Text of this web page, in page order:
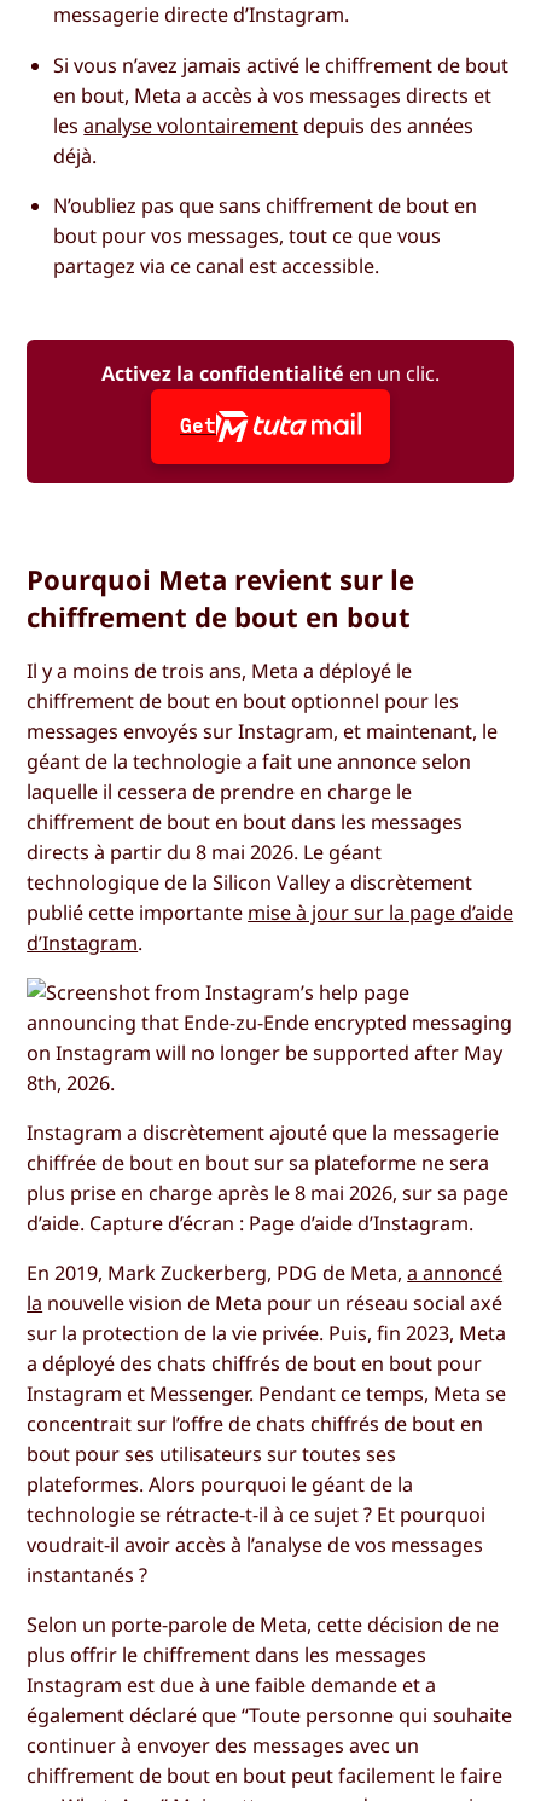
messagerie directe d’Instagram.
Si vous n’avez jamais activé le chiffrement de bout
en bout, Meta a accès à vos messages directs et
lesanalyse volontairementdepuis des années
déjà.
N’oubliez pas que sans chiffrement de bout en
bout pour vos messages, tout ce que vous
partagez via ce canal est accessible.
Activez la confidentialité en un clic.
Get
Pourquoi Meta revient sur le
chiffrement de bout en bout
Il y a moins de trois ans, Meta a déployé le
chiffrement de bout en bout optionnel pour les
messages envoyés sur Instagram, et maintenant, le
géant de la technologie a fait une annonce selon
laquelle il cessera de prendre en charge le
chiffrement de bout en bout dans les messages
directs à partir du 8 mai 2026. Le géant
technologique de la Silicon Valley a discrètement
publié cette importante mise à jour sur la page d’aide
d’Instagram.
Instagram a discrètement ajouté que la messagerie
chiffrée de bout en bout sur sa plateforme ne sera
plus prise en charge après le 8 mai 2026, sur sa page
d’aide. Capture d’écran : Page d’aide d’Instagram.
En 2019, Mark Zuckerberg, PDG de Meta,a annoncé
la nouvelle vision de Meta pour un réseau social axé
sur la protection de la vie privée. Puis, fin 2023, Meta
a déployé des chats chiffrés de bout en bout pour
Instagram et Messenger. Pendant ce temps, Meta se
concentrait sur l’offre de chats chiffrés de bout en
bout pour ses utilisateurs sur toutes ses
plateformes. Alors pourquoi le géant de la
technologie se rétracte-t-il à ce sujet ? Et pourquoi
voudrait-il avoir accès à l’analyse de vos messages
instantanés ?
Selon un porte-parole de Meta, cette décision de ne
plus offrir le chiffrement dans les messages
Instagram est due à une faible demande et a
également déclaré que “Toute personne qui souhaite
continuer à envoyer des messages avec un
chiffrement de bout en bout peut facilement le faire